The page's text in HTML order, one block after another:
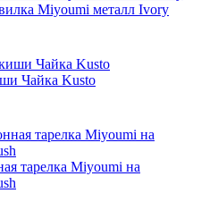
Мiyoumi металл Ivory
Чайка Kusto
тарелка Мiyoumi на